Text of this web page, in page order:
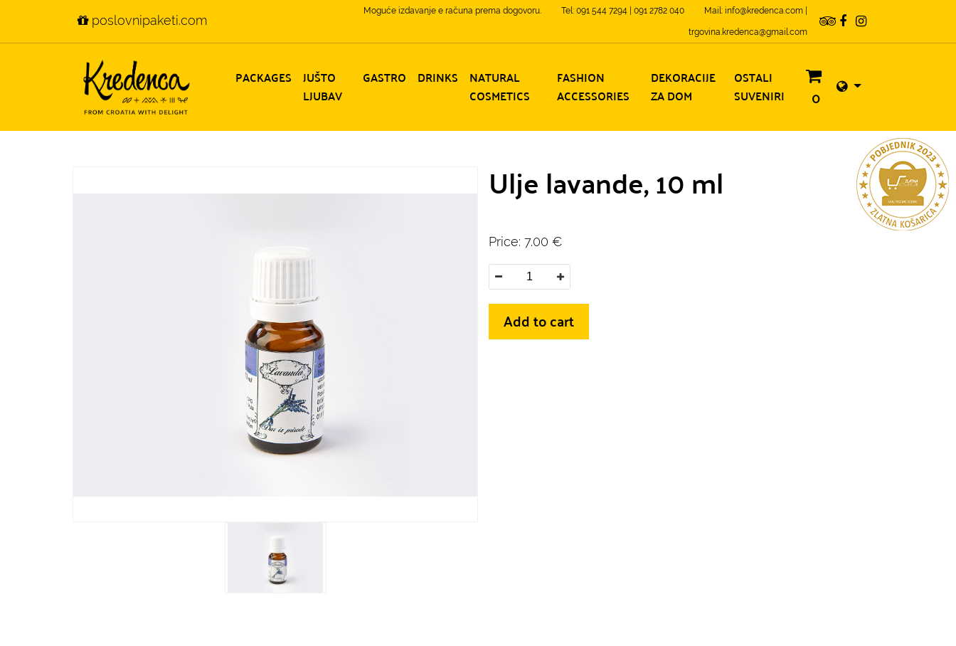
poslovnipaketi.com
Moguće izdavanje e računa prema dogovoru. Tel: 091 544 7294 | 091 2782 040 Mail: info@kredenca.com |
trgovina.kredenca@gmail.com
PACKAGES JUŠTO
LJUBAV
GASTRO DRINKS
NATURAL
COSMETICS
FASHION
ACCESSORIES
DEKORACIJE
ZA DOM
OSTALI
SUVENIRI
0
Ulje lavande, 10 ml
Price: 7.00 €
Add to cart